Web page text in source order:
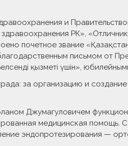
и
РК», «Отличник
почетное звание
письмом от
қызметі үшін»,
за организацию и
Джумагуловичем
медицинская
эндопротезирования —